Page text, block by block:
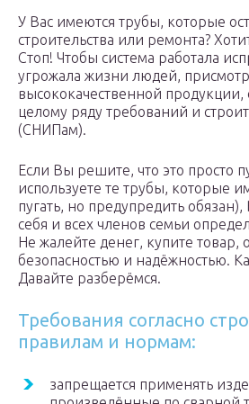
У Вас имеются трубы, которые
строительства или ремонта?
Стоп! Чтобы система работала
угрожала жизни людей,
высококачественной
целому ряду требований и
(СНИПам).
Если Вы решите, что это просто
используете те трубы, которые
пугать, но предупредить
себя и всех членов семьи
Не жалейте денег, купите товар,
безопасностью и надёжностью.
Давайте разберёмся.
Требования согласно
правилам и нормам:
запрещается применять